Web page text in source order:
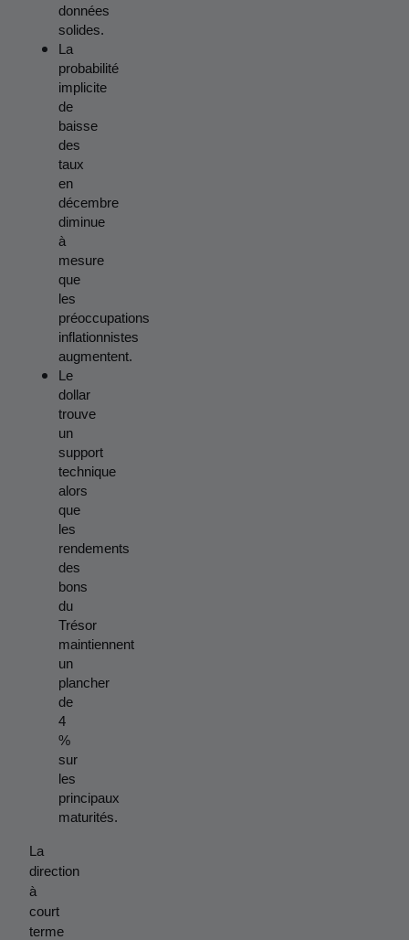
données
solides.
La
probabilité
implicite
de
baisse
des
taux
en
décembre
diminue
à
mesure
que
les
préoccupations
inflationnistes
augmentent.
Le
dollar
trouve
un
support
technique
alors
que
les
rendements
des
bons
du
Trésor
maintiennent
un
plancher
de
4
%
sur
les
principaux
maturités.
La
direction
à
court
terme